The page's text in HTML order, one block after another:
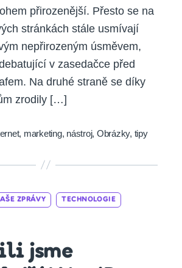
přirozenější. Přesto se na
stránkách stále usmívají
nepřirozeným úsměvem,
v zasedačce před
Na druhé straně se díky
zrodily […]
, marketing, nástroj, Obrázky, tipy
Categories
ZPRÁVY TECHNOLOGIE
jsme